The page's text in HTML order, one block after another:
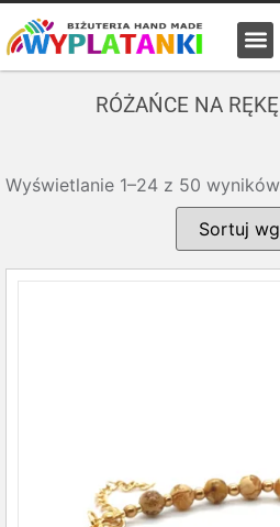
RÓŻAŃCE NA
Wyświetlanie 1–24 z 50 wyników